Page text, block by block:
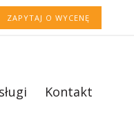
ZAPYTAJ O WYCENĘ
Kontakt